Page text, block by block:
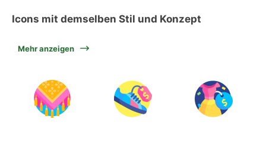
Icons mit demselben Stil und Konzept
Mehr anzeigen